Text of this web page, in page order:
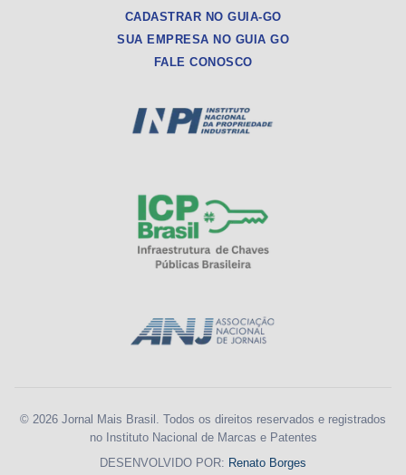
CADASTRAR NO GUIA-GO
SUA EMPRESA NO GUIA GO
FALE CONOSCO
© 2026 Jornal Mais Brasil. Todos os direitos reservados e registrados
no Instituto Nacional de Marcas e Patentes
DESENVOLVIDO POR: Renato Borges